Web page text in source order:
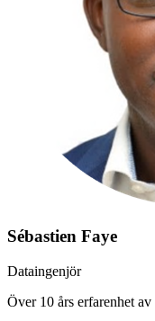
Sébastien Faye
Dataingenjör
Över 10 års erfarenhet